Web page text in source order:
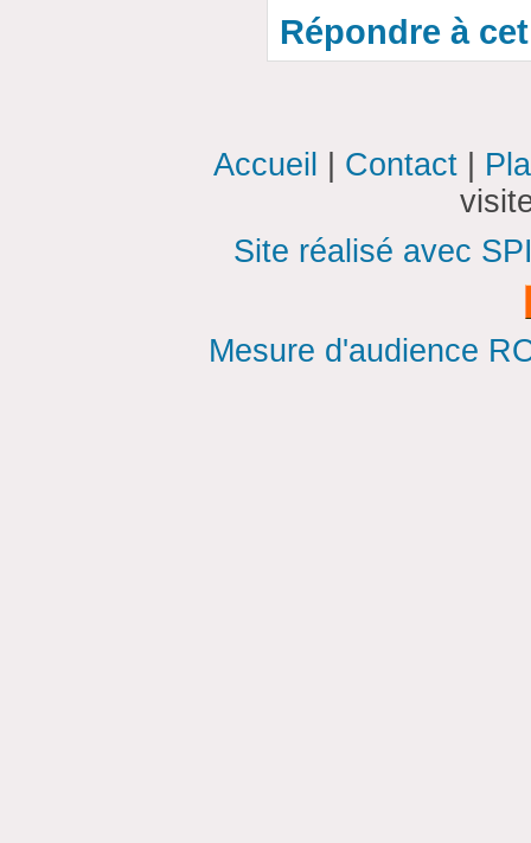
Répondre à
Accueil Contact
Site réalisé avec
Mesure d'audience